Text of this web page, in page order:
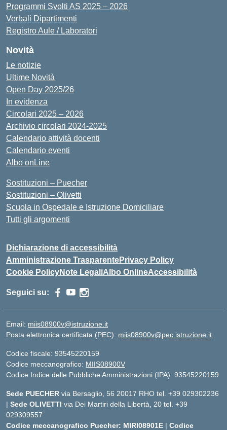
Programmi Svolti AS 2025 – 2026
Verbali Dipartimenti
Registro Aule / Laboratori
Novità
Le notizie
Ultime Novità
Open Day 2025/26
In evidenza
Circolari 2025 – 2026
Archivio circolari 2024-2025
Calendario attività docenti
Calendario eventi
Albo onLine
Sostituzioni – Puecher
Sostituzioni – Olivetti
Scuola in Ospedale e Istruzione Domiciliare
Tutti gli argomenti
Dichiarazione di accessibilità
Amministrazione TrasparentePrivacy Policy
Cookie PolicyNote LegaliAlbo OnlineAccessibilità
Seguici su:
Email: miis08900v@istruzione.it
Posta elettronica certificata (PEC): miis08900v@pec.istruzione.it
Codice fiscale: 93545220159
Codice meccanografico: MIIS08900V
Codice Indice delle Pubbliche Amministrazioni (IPA): 93545220159
Sede PUECHER via Bersaglio, 56 20017 RHO tel. +39 029302236
| Sede OLIVETTI via Dei Martiri della Libertà, 20 tel. +39
029309557
Codice meccanografico Puecher: MIRI08901E | Codice